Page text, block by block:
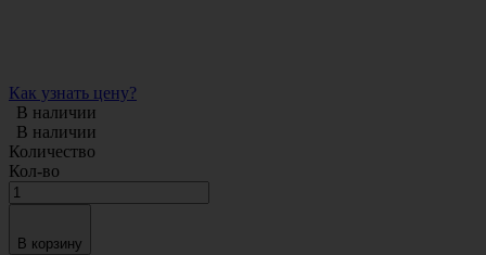
Как узнать цену?
В наличии
В наличии
Количество
Кол-во
В корзину